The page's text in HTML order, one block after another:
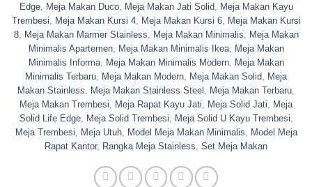
Edge, Meja Makan Duco, Meja Makan Jati Solid
Meja Makan Kayu
Trembesi
Meja Makan Kursi 4, Meja Makan Kursi 6,
Meja Makan Kursi
8, Meja Makan Marmer Stainless Meja Makan Minimalis
Meja Makan
Minimalis Apartemen, Meja Makan Minimalis Ikea,
Meja Makan
Minimalis Informa, Meja Makan Minimalis Modern,
Meja Makan
Minimalis Terbaru
Meja Makan Modern Meja Makan Solid
Meja
Makan Stainless
Meja Makan Stainless Steel Meja Makan Terbaru
Meja Makan Trembesi
Meja Rapat Kayu Jati Meja Solid Jati
Meja
Solid Life Edge, Meja Solid Trembesi Meja Solid U Kayu Trembesi
Meja Trembesi
Meja Utuh, Model Meja Makan Minimalis
Model Meja
Rapat Kantor, Rangka Meja Stainless Set Meja Makan